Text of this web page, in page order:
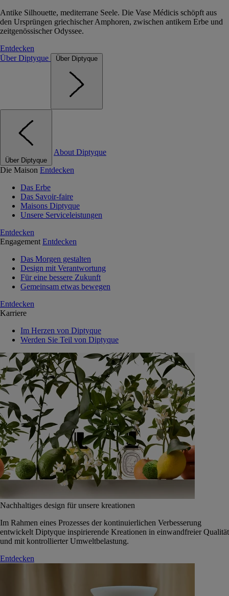
Antike Silhouette, mediterrane Seele. Die Vase Médicis schöpft aus
den Ursprüngen griechischer Amphoren, zwischen antikem Erbe und
zeitgenössischer Odyssee.
Entdecken
Über Diptyque
Über Diptyque
Über Diptyque
About Diptyque
Die Maison Entdecken
Das Erbe
Das Savoir-faire
Maisons Diptyque
Unsere Serviceleistungen
Entdecken
Engagement Entdecken
Das Morgen gestalten
Design mit Verantwortung
Für eine bessere Zukunft
Gemeinsam etwas bewegen
Entdecken
Karriere
Im Herzen von Diptyque
Werden Sie Teil von Diptyque
Nachhaltiges design für unsere kreationen
Im Rahmen eines Prozesses der kontinuierlichen Verbesserung
entwickelt Diptyque inspirierende Kreationen in einwandfreier Qualität
und mit kontrollierter Umweltbelastung.
Entdecken